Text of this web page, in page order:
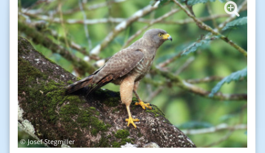
Josef Stegmiller